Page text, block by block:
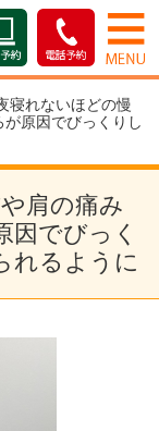
寝れないほどの慢
原因でびっくりし
や肩の痛み
でびっく
れるように